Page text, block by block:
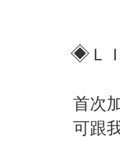
◈ Ｌ
首次
可跟